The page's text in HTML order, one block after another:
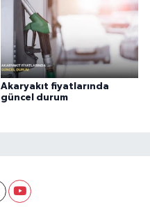
Akaryakıt fiyatlarında
güncel durum